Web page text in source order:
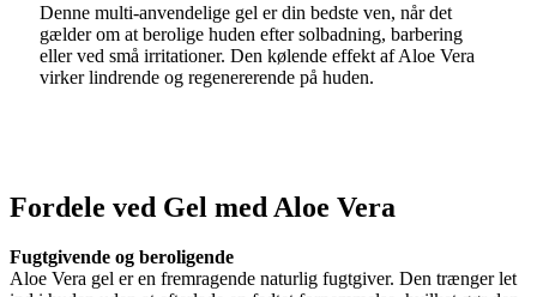
Denne multi-anvendelige gel er din bedste ven, når det
gælder om at berolige huden efter solbadning, barbering
eller ved små irritationer. Den kølende effekt af Aloe Vera
virker lindrende og regenererende på huden.
Fordele ved Gel med Aloe Vera
Fugtgivende og beroligende
Aloe Vera gel er en fremragende naturlig fugtgiver. Den trænger let